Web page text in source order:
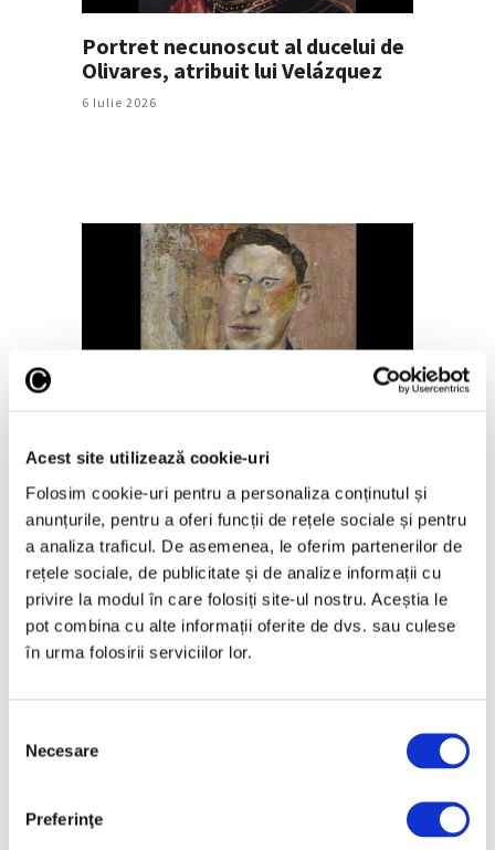
Acest site utilizează cookie-uri
Folosim cookie-uri pentru a personaliza conținutul și
anunțurile, pentru a oferi funcții de rețele sociale și pentru
a analiza traficul. De asemenea, le oferim partenerilor de
rețele sociale, de publicitate și de analize informații cu
privire la modul în care folosiți site-ul nostru. Aceștia le
pot combina cu alte informații oferite de dvs. sau culese
în urma folosirii serviciilor lor.
consimțământului
Necesare
Preferinţe
Portret necunoscut al ducelui de
Olivares, atribuit lui Velázquez
6 Iulie 2026
pentru prima dată
„Portret național” al britanicilor,
29 Mai 2026